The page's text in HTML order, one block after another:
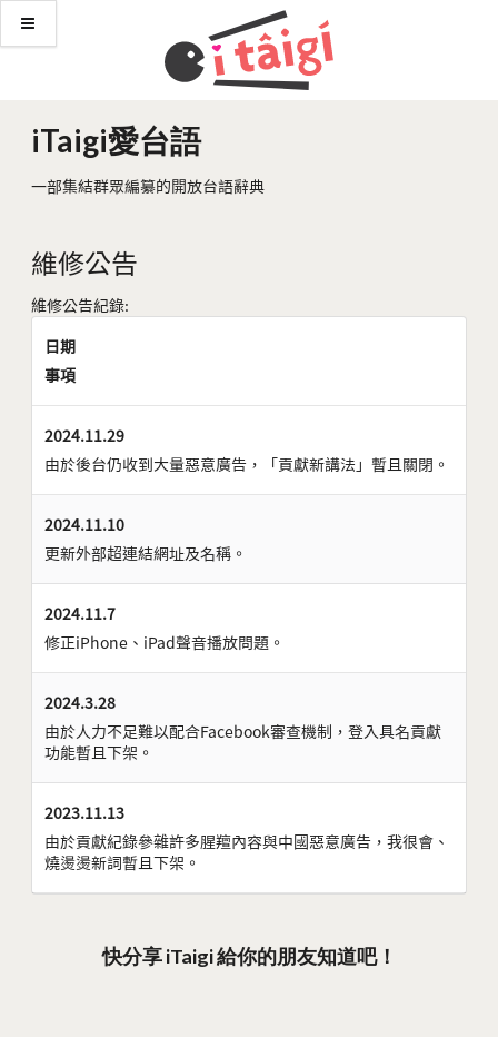
iTaigi愛台語
一部集結群眾編纂的開放台語辭典
維修公告
維修公告紀錄:
日期
事項
2024.11.29
由於後台仍收到大量惡意廣告，「貢獻新講法」暫且關閉。
2024.11.10
更新外部超連結網址及名稱。
2024.11.7
修正iPhone、iPad聲音播放問題。
2024.3.28
由於人力不足難以配合Facebook審查機制，登入具名貢獻
功能暫且下架。
2023.11.13
由於貢獻紀錄參雜許多腥羶內容與中國惡意廣告，我很會、
燒燙燙新詞暫且下架。
快分享 iTaigi 給你的朋友知道吧！